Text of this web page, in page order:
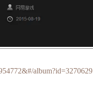
album?id=3270629